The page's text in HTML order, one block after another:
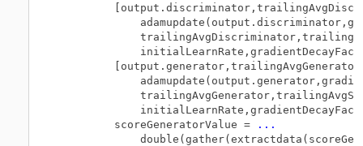
        scoreGeneratorValue =
...